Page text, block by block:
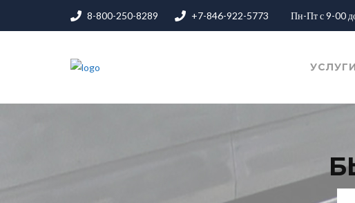
8-800-250-8289 +7-846-922-5773 Пн-Пт с 9-00
УСЛУГИ